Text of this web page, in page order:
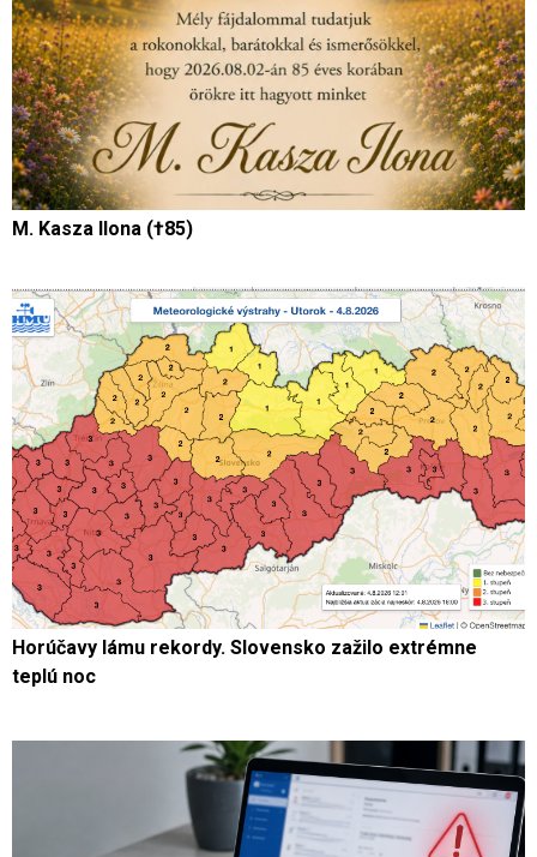
M. Kasza Ilona (†85)
Horúčavy lámu rekordy. Slovensko zažilo extrémne
teplú noc